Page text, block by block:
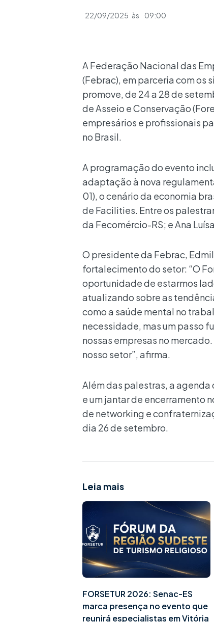
22/09/2025 às 09:00
A Federação Nacional das
(Febrac), em parceria com os
promove, de 24 a 28 de
de Asseio e Conservação
empresários e profissionais
no Brasil.
A programação do evento
adaptação à nova
01), o cenário da economia
de Facilities. Entre os
da Fecomércio-RS; e Ana
O presidente da Febrac,
fortalecimento do setor: “O
oportunidade de estarmos
atualizando sobre as
como a saúde mental no
necessidade, mas um passo
nossas empresas no
nosso setor”, afirma.
Além das palestras, a
e um jantar de encerramento
de networking e
dia 26 de setembro.
Leia mais
FORSETUR 2026: Senac-ES
marca presença no evento que
reunirá especialistas em Vitória